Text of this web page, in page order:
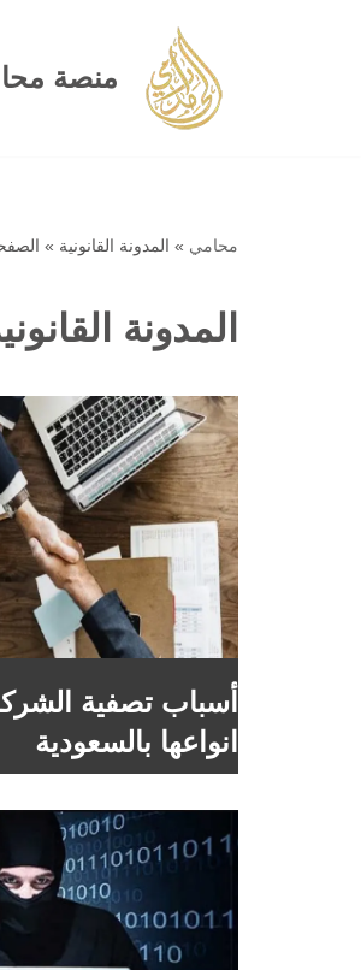
منصة
محامي » المدونة القانونية »
المدونة
أسباب تصفية
انواعها بالسعودية